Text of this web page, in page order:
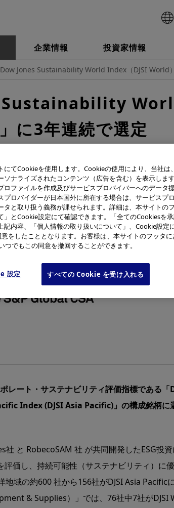
企業情報 投資家情報
Jones Sustainability World Index（DJSI World
Sustainability
に3年連続で選定
レート・サステナビリティ評価指標であ
Index (DJSI Asia Pacific)」の構成銘柄に
と RobecoSAM 社 が共同開発したESG投
価し、持続可能性（サステナビリティ）に
域の約600 社から156社がDJSI Asia Pacific
& Supplies）」では、76社中7社がDJSI
にてCookieを使用します。Cookieの使用により、当社は
ナライズされたコンテンツ（広告を含む）を表示しま
ファイルを作成及びサービスプロバイバーへのデータ
ロバイダーが日本国外に所在する場合は、サービスプ
と取り扱う義務が課せられます。詳細は、本サイトの
」とCookie設定にて確認できます。「全てのCookiesを
記内容、「個人情報の取り扱いについて」、Cookie設定
をしたこととなります。お客様は、本サイトのフッタに
でもこの同意を撤回することができます。
設定 すべての Cookie を受け入れる